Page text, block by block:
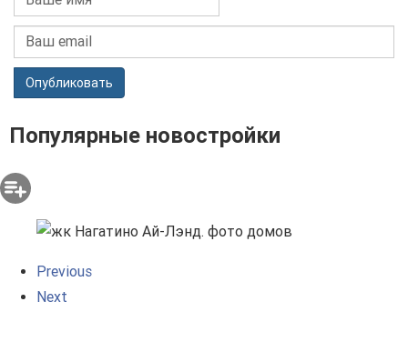
Опубликовать
Популярные новостройки
Previous
Next